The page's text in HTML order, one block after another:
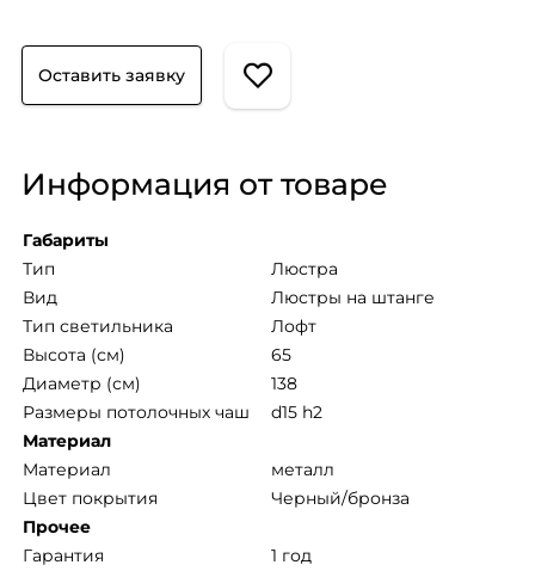
Оставить заявку
Информация от товаре
Тип
Люстра
Вид
Люстры на штанге
Тип светильника
Лофт
Габариты
Высота (см)
65
Диаметр (см)
138
Размеры потолочных чаш
d15 h2
Материал
Mатериал
металл
Цвет покрытия
Черный/бронза
Прочее
Гарантия
1 год